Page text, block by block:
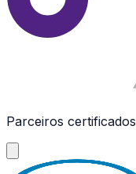
Parceiros certificados